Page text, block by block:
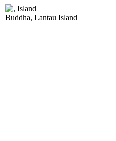
Buddha, Lantau Island